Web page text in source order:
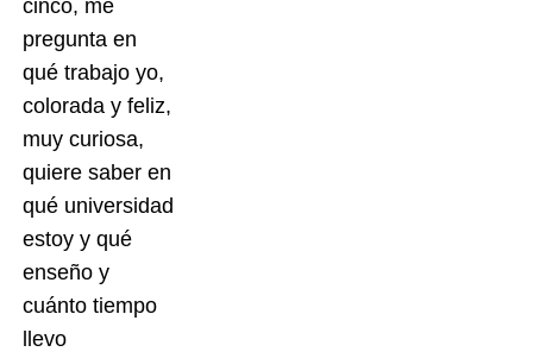
cinco, me
pregunta en
qué trabajo yo,
colorada y feliz,
muy curiosa,
quiere saber en
qué universidad
estoy y qué
enseño y
cuánto tiempo
llevo